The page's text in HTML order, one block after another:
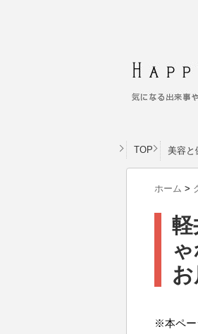
TOP 美容と
ホーム >
軽
お
※本ペー